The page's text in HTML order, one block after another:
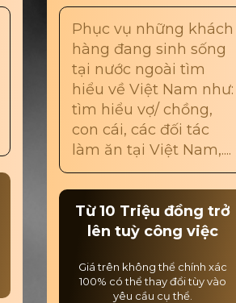
Phục vụ những khách
hàng đang sinh sống
tại nước ngoài tìm
hiểu về Việt Nam như:
tìm hiểu vợ/ chồng,
con cái, các đối tác
làm ăn tại Việt Nam,....
Từ 10 Triệu đồng trở
lên tuỳ công việc
Giá trên không thể chính xác
100% có thể thay đổi tùy vào
yêu cầu cụ thể.